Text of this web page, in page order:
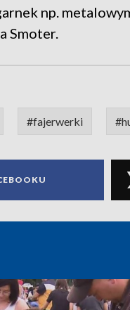
np.
Smoter.
#fajerwerki